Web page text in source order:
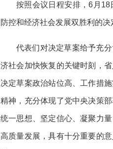
按照会议日程安排，6月
防控和经济社会发展双胜利的
代表们对决定草案给予充
济社会加快恢复的关键时刻，
决定草案政治站位高、工作措
精神，充分体现了党中央决策
统一思想、坚定信心、凝聚力
高质量发展，具有十分重要的